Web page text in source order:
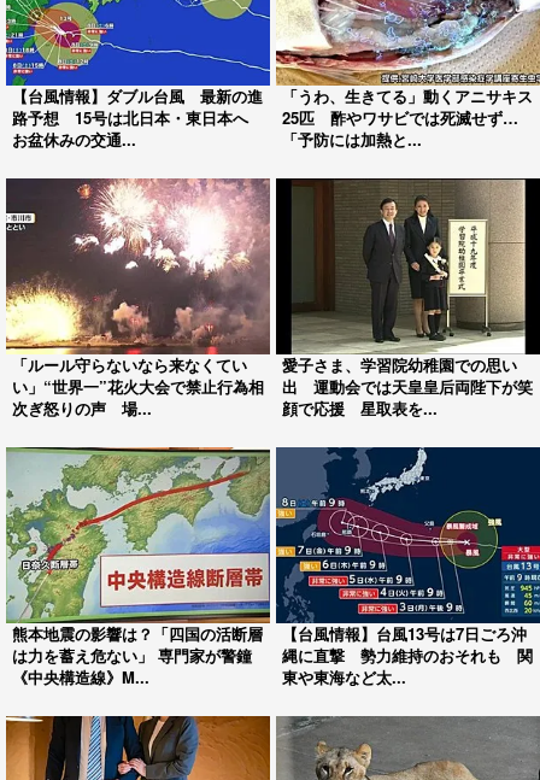
【台風情報】ダブル台風 最新の進
路予想 15号は北日本・東日本へ
お盆休みの交通...
「うわ、生きてる」動くアニサキス
25匹 酢やワサビでは死滅せず…
「予防には加熱と...
「ルール守らないなら来なくてい
い」“世界一”花火大会で禁止行為相
次ぎ怒りの声 場...
愛子さま、学習院幼稚園での思い
出 運動会では天皇皇后両陛下が笑
顔で応援 星取表を...
熊本地震の影響は？「四国の活断層
は力を蓄え危ない」 専門家が警鐘
《中央構造線》M...
【台風情報】台風13号は7日ごろ沖
縄に直撃 勢力維持のおそれも 関
東や東海など太...